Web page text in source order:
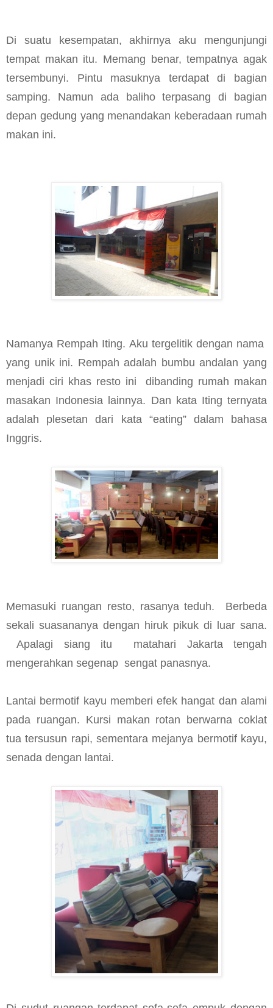
Di suatu kesempatan, akhirnya aku mengunjungi
tempat makan itu. Memang benar, tempatnya agak
tersembunyi. Pintu masuknya terdapat di bagian
samping. Namun ada baliho terpasang di bagian
depan gedung yang menandakan keberadaan rumah
makan ini.
Namanya Rempah Iting. Aku tergelitik dengan nama
yang unik ini. Rempah adalah bumbu andalan yang
menjadi ciri khas resto ini
dibanding rumah makan
masakan Indonesia lainnya. Dan kata Iting ternyata
adalah plesetan dari kata “eating” dalam bahasa
Inggris.
Memasuki ruangan resto, rasanya teduh.
Berbeda
sekali suasananya dengan hiruk pikuk di luar sana.
Apalagi siang itu
matahari Jakarta tengah
mengerahkan segenap sengat panasnya.
Lantai bermotif kayu memberi efek hangat dan alami
pada ruangan. Kursi makan rotan berwarna coklat
tua tersusun rapi, sementara mejanya bermotif kayu,
senada dengan lantai.